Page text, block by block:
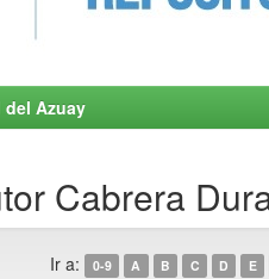
del Azuay
Cabrera
Ir a: 0-9 A B C D E